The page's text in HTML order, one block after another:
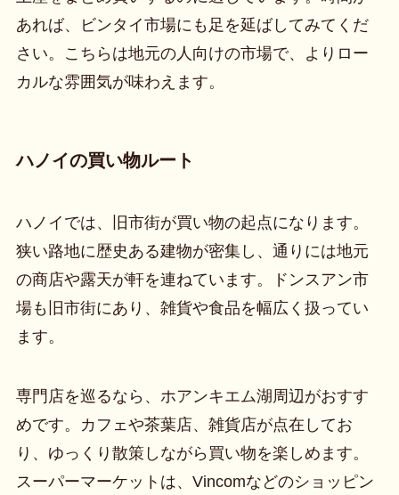
あれば、ビンタイ市場にも足を延ばしてみてくだ
さい。こちらは地元の人向けの市場で、よりロー
カルな雰囲気が味わえます。
ハノイの買い物ルート
ハノイでは、旧市街が買い物の起点になります。
狭い路地に歴史ある建物が密集し、通りには地元
の商店や露天が軒を連ねています。ドンスアン市
場も旧市街にあり、雑貨や食品を幅広く扱ってい
ます。
専門店を巡るなら、ホアンキエム湖周辺がおすす
めです。カフェや茶葉店、雑貨店が点在してお
り、ゆっくり散策しながら買い物を楽しめます。
スーパーマーケットは、Vincomなどのショッピン